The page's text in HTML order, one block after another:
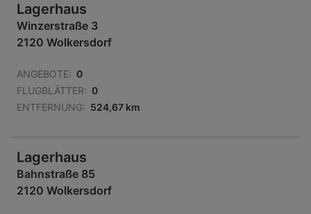
Lagerhaus
Winzerstraße 3
2120 Wolkersdorf
ANGEBOTE: 0
FLUGBLÄTTER: 0
ENTFERNUNG: 524,67 km
Lagerhaus
Bahnstraße 85
2120 Wolkersdorf